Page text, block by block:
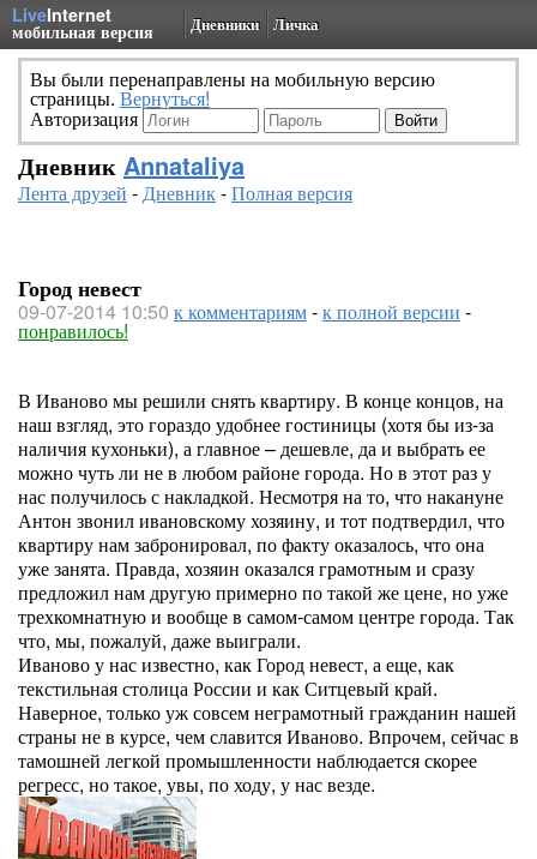
LiveInternet
мобильная версия Дневники Личка
Вы были перенаправлены на мобильную версию
страницы. Вернуться!
Авторизация
Дневник Annataliya
Лента друзей -Дневник-Полная версия
Город невест
09-07-2014 10:50 к комментариям-к полной версии -
понравилось!
В Иваново мы решили снять квартиру. В конце концов, на
наш взгляд, это гораздо удобнее гостиницы (хотя бы из-за
наличия кухоньки), а главное – дешевле, да и выбрать ее
можно чуть ли не в любом районе города. Но в этот раз у
нас получилось с накладкой. Несмотря на то, что накануне
Антон звонил ивановскому хозяину, и тот подтвердил, что
квартиру нам забронировал, по факту оказалось, что она
уже занята. Правда, хозяин оказался грамотным и сразу
предложил нам другую примерно по такой же цене, но уже
трехкомнатную и вообще в самом-самом центре города. Так
что, мы, пожалуй, даже выиграли.
Иваново у нас известно, как Город невест, а еще, как
текстильная столица России и как Ситцевый край.
Наверное, только уж совсем неграмотный гражданин нашей
страны не в курсе, чем славится Иваново. Впрочем, сейчас в
тамошней легкой промышленности наблюдается скорее
регресс, но такое, увы, по ходу, у нас везде.